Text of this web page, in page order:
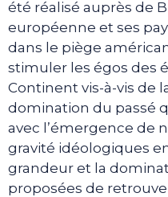
été réalisé auprès de
européenne et ses
dans le piège
stimuler les égos des
Continent vis-à-vis de
domination du passé
avec l’émergence de
gravité idéologiques
grandeur et la
proposées de